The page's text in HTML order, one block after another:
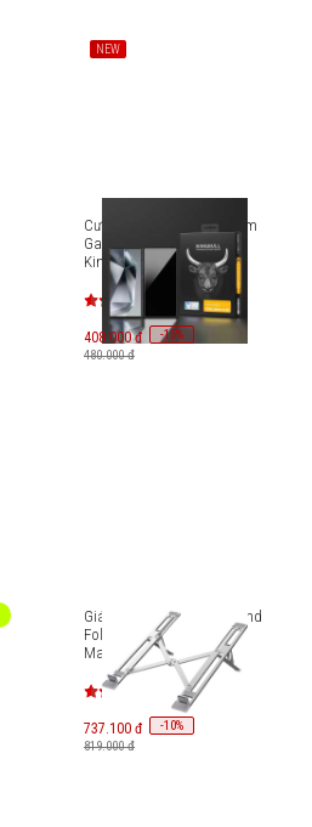
NEW
Cường lực chống nhìn trộm
Galaxy S24 Ultra Mipow
Kingbull HD Anti-Spy 6.8
inch BJS24UF-BK
408.000 đ -15%
480.000 đ
Giá đỡ tản nhiệt Hyperstand
Folding Aluminium cho
MacBook/Laptop/iPad
HTU6
737.100 đ -10%
819.000 đ